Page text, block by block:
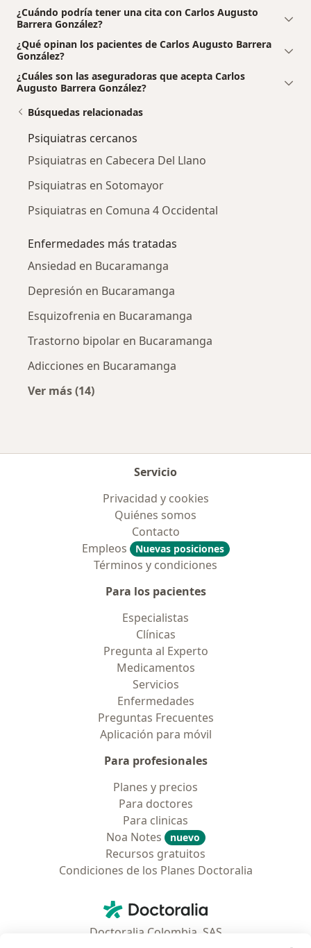
¿Cuándo podría tener una cita con Carlos Augusto
Barrera González?
¿Qué opinan los pacientes de Carlos Augusto Barrera
González?
¿Cuáles son las aseguradoras que acepta Carlos
Augusto Barrera González?
Búsquedas relacionadas
Psiquiatras cercanos
Psiquiatras en Cabecera Del Llano
Psiquiatras en Sotomayor
Psiquiatras en Comuna 4 Occidental
Enfermedades más tratadas
Ansiedad en Bucaramanga
Depresión en Bucaramanga
Esquizofrenia en Bucaramanga
Trastorno bipolar en Bucaramanga
Adicciones en Bucaramanga
Ver más (14)
Servicio
Privacidad y cookies
Quiénes somos
Contacto
Empleos
Nuevas posiciones
Términos y condiciones
Para los pacientes
Especialistas
Clínicas
Pregunta al Experto
Medicamentos
Servicios
Enfermedades
Preguntas Frecuentes
Aplicación para móvil
Para profesionales
Planes y precios
Para doctores
Para clinicas
Noa Notes
nuevo
Recursos gratuitos
Condiciones de los Planes Doctoralia
Doctoralia - Página de inicio
Doctoralia Colombia, SAS